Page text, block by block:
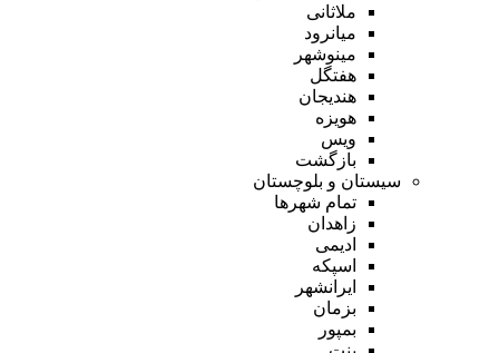
ملاثانی
میانرود
مینوشهر
هفتگل
هندیجان
هویزه
ویس
بازگشت
سیستان و بلوچستان
تمام شهر‌ها
زاهدان
ادیمی
اسپکه
ایرانشهر
بزمان
بمپور